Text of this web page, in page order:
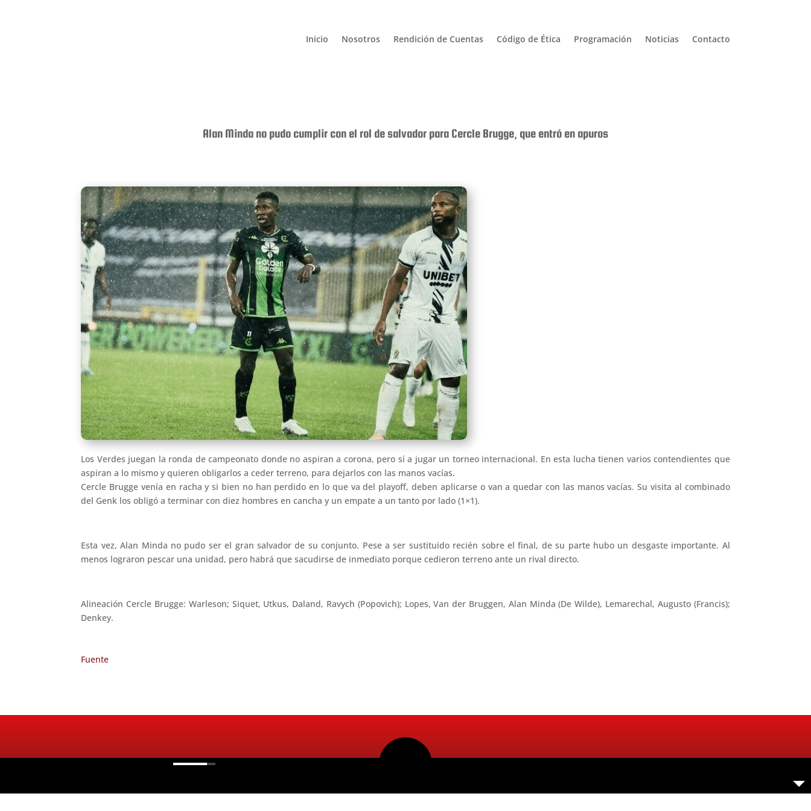
Inicio Nosotros Rendición de Cuentas Código de Ética Programación Noticias Contacto
Alan Minda no pudo cumplir con el rol de salvador para Cercle Brugge, que entró en apuros
Los Verdes juegan la ronda de campeonato donde no aspiran a corona, pero sí a jugar un torneo internacional. En esta lucha tienen varios contendientes que
aspiran a lo mismo y quieren obligarlos a ceder terreno, para dejarlos con las manos vacías.
Cercle Brugge venía en racha y si bien no han perdido en lo que va del playoff, deben aplicarse o van a quedar con las manos vacías. Su visita al combinado
del Genk los obligó a terminar con diez hombres en cancha y un empate a un tanto por lado (1×1).
Esta vez, Alan Minda no pudo ser el gran salvador de su conjunto. Pese a ser sustituido recién sobre el final, de su parte hubo un desgaste importante. Al
menos lograron pescar una unidad, pero habrá que sacudirse de inmediato porque cedieron terreno ante un rival directo.
Alineación Cercle Brugge: Warleson; Siquet, Utkus, Daland, Ravych (Popovich); Lopes, Van der Bruggen, Alan Minda (De Wilde), Lemarechal, Augusto (Francis);
Denkey.
Fuente